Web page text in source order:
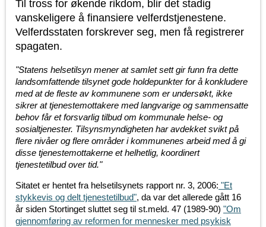
Til tross for økende rikdom, blir det stadig
vanskeligere å finansiere velferdstjenestene.
Velferdsstaten forskrever seg, men få registrerer
spagaten.
"Statens helsetilsyn mener at samlet sett gir funn fra dette
landsomfattende tilsynet gode holdepunkter for å konkludere
med at de fleste av kommunene som er undersøkt, ikke
sikrer at tjenestemottakere med langvarige og sammensatte
behov får et forsvarlig tilbud om kommunale helse- og
sosialtjenester. Tilsynsmyndigheten har avdekket svikt på
flere nivåer og flere områder i kommunenes arbeid med å gi
disse tjenestemottakerne et helhetlig, koordinert
tjenestetilbud over tid."
Sitatet er hentet fra helsetilsynets rapport nr. 3, 2006: "Et
stykkevis og delt tjenestetilbud", da var det allerede gått 16
år siden Stortinget sluttet seg til st.meld. 47 (1989-90) "Om
gjennomføring av reformen for mennesker med psykisk